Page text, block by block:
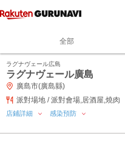
全部
ラグナヴェール広島
ラグナヴェール廣島
廣島市(廣島縣)
派對場地 / 派對會場,居酒屋,燒肉
店鋪詳細 感染預防